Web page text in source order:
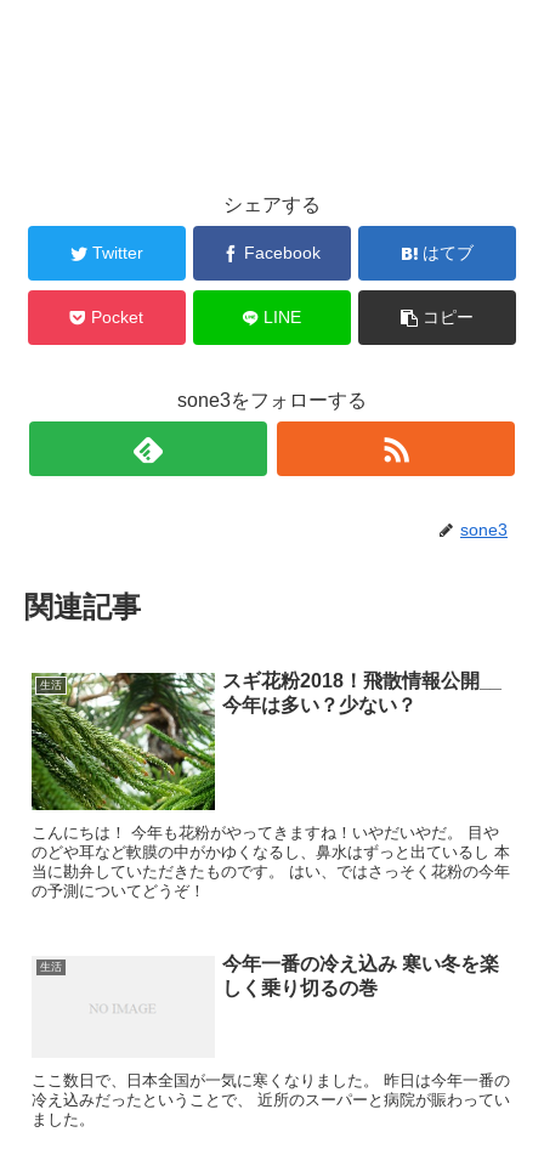
シェアする
Twitter Facebook はてブ
Pocket LINE コピー
sone3をフォローする
sone3
関連記事
生活
スギ花粉2018！飛散情報公開__
今年は多い？少ない？
こんにちは！ 今年も花粉がやってきますね！いやだいやだ。 目や
のどや耳など軟膜の中がかゆくなるし、鼻水はずっと出ているし 本
当に勘弁していただきたものです。 はい、ではさっそく花粉の今年
の予測についてどうぞ！
生活
今年一番の冷え込み 寒い冬を楽
しく乗り切るの巻
ここ数日で、日本全国が一気に寒くなりました。 昨日は今年一番の
冷え込みだったということで、 近所のスーパーと病院が賑わってい
ました。